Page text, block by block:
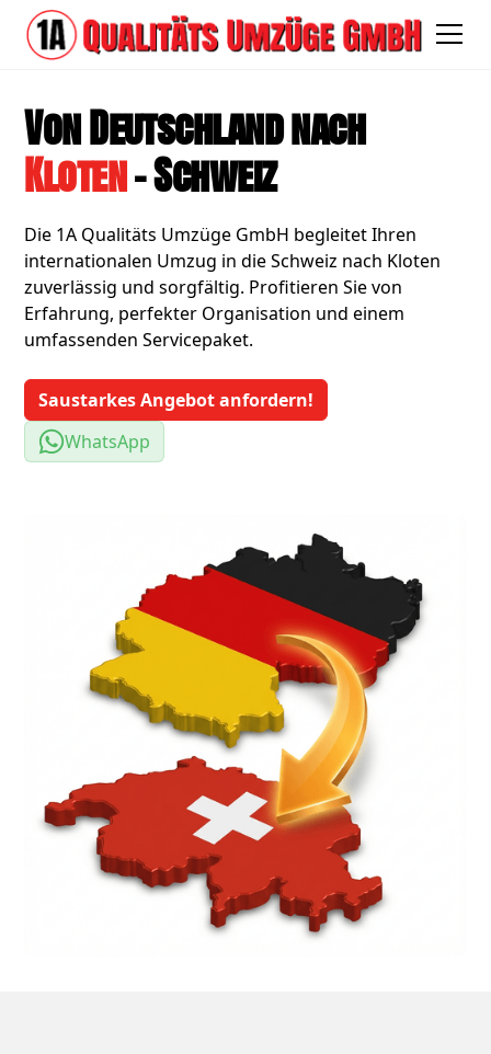
Von Deutschland nach
Kloten- Schweiz
Die 1A Qualitäts Umzüge GmbH begleitet Ihren
internationalen Umzug in die Schweiz nach Kloten
zuverlässig und sorgfältig. Profitieren Sie von
Erfahrung, perfekter Organisation und einem
umfassenden Servicepaket.
Saustarkes Angebot anfordern!
WhatsApp